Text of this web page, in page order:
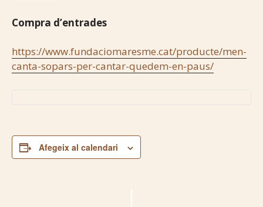
Compra d’entrades
https://www.fundaciomaresme.cat/producte/men-
canta-sopars-per-cantar-quedem-en-paus/
Afegeix al calendari